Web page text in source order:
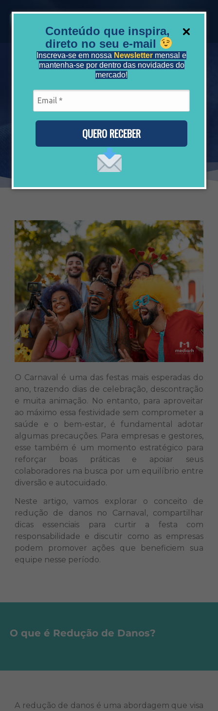
Conteúdo que inspira,
direto no seu e-mail
Inscreva-se em nossa Newsletter mensal e
mantenha-se por dentro das novidades do
mercado!
QUERO RECEBER
Redução de Danos e
Cuidados com a Saúde
Redução de Danos e Cuidados com a
Saúde
O Carnaval é uma das festas mais esperadas do
ano, trazendo dias de celebração, descontração
e muita animação. No entanto, para aproveitar
ao máximo essa festividade sem comprometer a
saúde e o bem-estar, é fundamental adotar
algumas precauções. Para empresas e gestores,
esse também é um momento estratégico para
reforçar boas práticas e apoiar seus
colaboradores na busca por um equilíbrio entre
diversão e autocuidado.
Neste artigo, vamos explorar o conceito de
redução de danos no Carnaval, compartilhar
dicas essenciais para curtir a festa com
responsabilidade e discutir como as empresas
podem promover ações que beneficiem sua
equipe nesse período.
O que é Redução de Danos?
A redução de danos é uma abordagem que visa